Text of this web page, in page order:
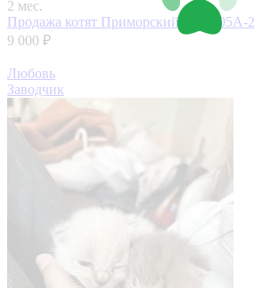
2 мес.
Продажа котят Приморский край, 05А-
9 000 ₽
Любовь
Заводчик